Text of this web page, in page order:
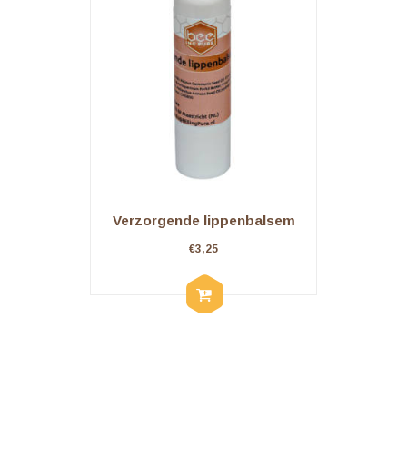
Verzorgende lippenbalsem
€3,25